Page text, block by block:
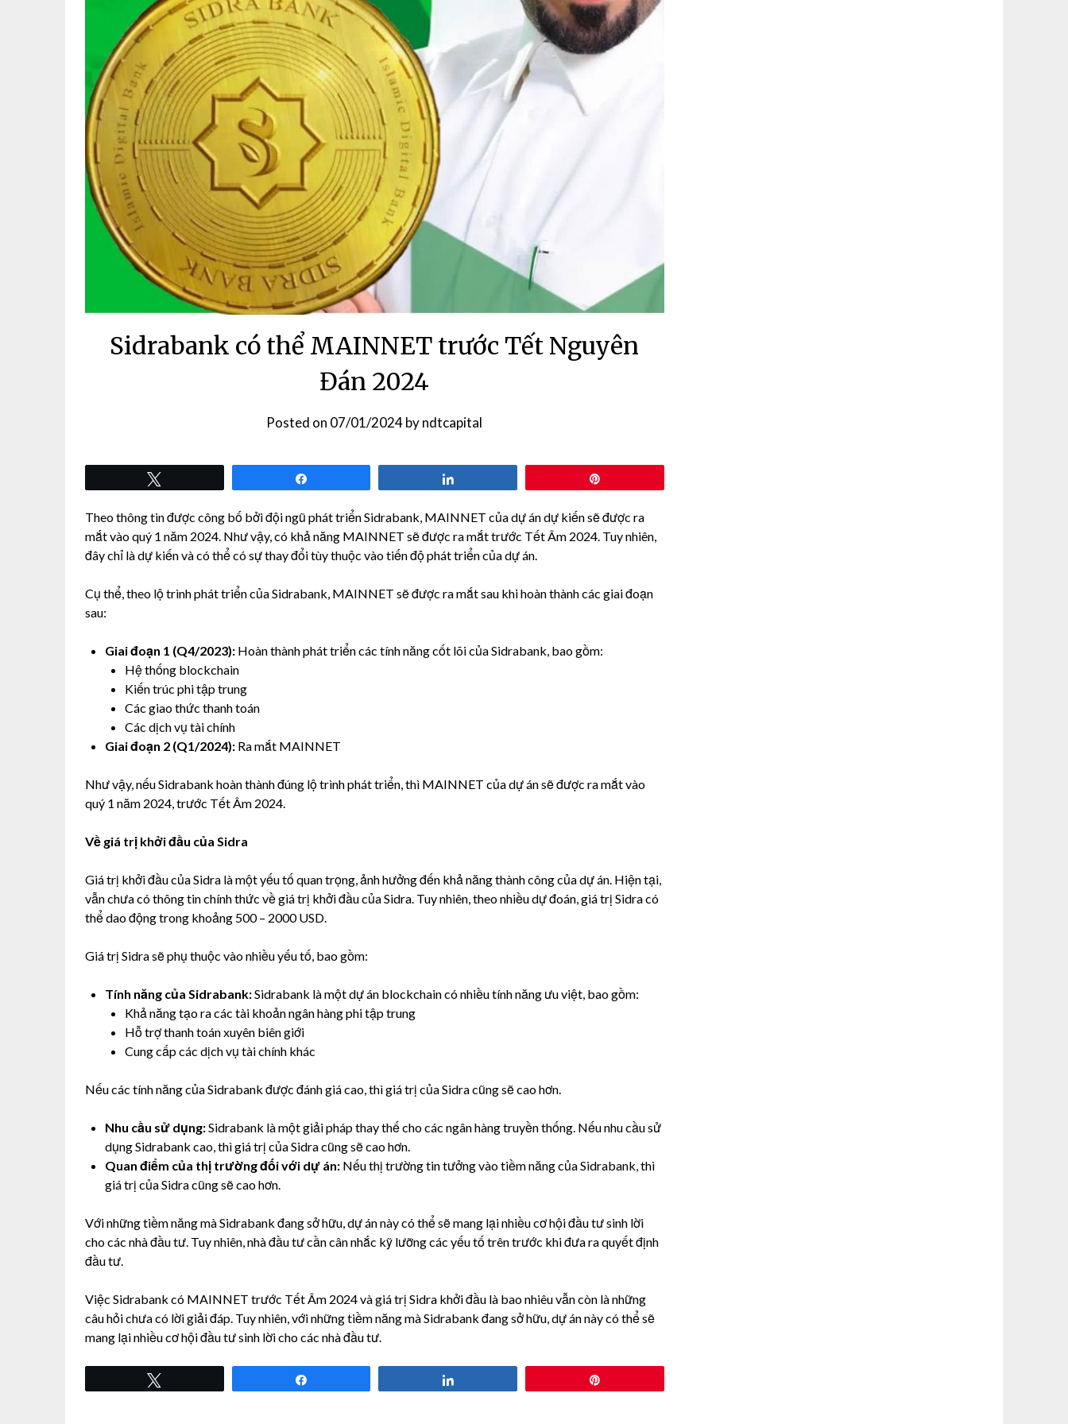
Sidrabank có thể MAINNET trước Tết Nguyên
Đán 2024
Posted on 07/01/2024byndtcapital
Theo thông tin được công bố bởi đội ngũ phát triển Sidrabank, MAINNET của dự án dự kiến sẽ được ra
mắt vào quý 1 năm 2024. Như vậy, có khả năng MAINNET sẽ được ra mắt trước Tết Âm 2024. Tuy nhiên,
đây chỉ là dự kiến và có thể có sự thay đổi tùy thuộc vào tiến độ phát triển của dự án.
Cụ thể, theo lộ trình phát triển của Sidrabank, MAINNET sẽ được ra mắt sau khi hoàn thành các giai đoạn
sau:
Giai đoạn 1 (Q4/2023): Hoàn thành phát triển các tính năng cốt lõi của Sidrabank, bao gồm:
Hệ thống blockchain
Kiến trúc phi tập trung
Các giao thức thanh toán
Các dịch vụ tài chính
Giai đoạn 2 (Q1/2024): Ra mắt MAINNET
Như vậy, nếu Sidrabank hoàn thành đúng lộ trình phát triển, thì MAINNET của dự án sẽ được ra mắt vào
quý 1 năm 2024, trước Tết Âm 2024.
Về giá trị khởi đầu của Sidra
Giá trị khởi đầu của Sidra là một yếu tố quan trọng, ảnh hưởng đến khả năng thành công của dự án. Hiện tại,
vẫn chưa có thông tin chính thức về giá trị khởi đầu của Sidra. Tuy nhiên, theo nhiều dự đoán, giá trị Sidra có
thể dao động trong khoảng 500 – 2000 USD.
Giá trị Sidra sẽ phụ thuộc vào nhiều yếu tố, bao gồm:
Tính năng của Sidrabank:Sidrabank là một dự án blockchain có nhiều tính năng ưu việt, bao gồm:
Khả năng tạo ra các tài khoản ngân hàng phi tập trung
Hỗ trợ thanh toán xuyên biên giới
Cung cấp các dịch vụ tài chính khác
Nếu các tính năng của Sidrabank được đánh giá cao, thì giá trị của Sidra cũng sẽ cao hơn.
Nhu cầu sử dụng:Sidrabank là một giải pháp thay thế cho các ngân hàng truyền thống. Nếu nhu cầu sử
dụng Sidrabank cao, thì giá trị của Sidra cũng sẽ cao hơn.
Quan điểm của thị trường đối với dự án: Nếu thị trường tin tưởng vào tiềm năng của Sidrabank, thì
giá trị của Sidra cũng sẽ cao hơn.
Với những tiềm năng mà Sidrabank đang sở hữu, dự án này có thể sẽ mang lại nhiều cơ hội đầu tư sinh lời
cho các nhà đầu tư. Tuy nhiên, nhà đầu tư cần cân nhắc kỹ lưỡng các yếu tố trên trước khi đưa ra quyết định
đầu tư.
Việc Sidrabank có MAINNET trước Tết Âm 2024 và giá trị Sidra khởi đầu là bao nhiêu vẫn còn là những
câu hỏi chưa có lời giải đáp. Tuy nhiên, với những tiềm năng mà Sidrabank đang sở hữu, dự án này có thể sẽ
mang lại nhiều cơ hội đầu tư sinh lời cho các nhà đầu tư.